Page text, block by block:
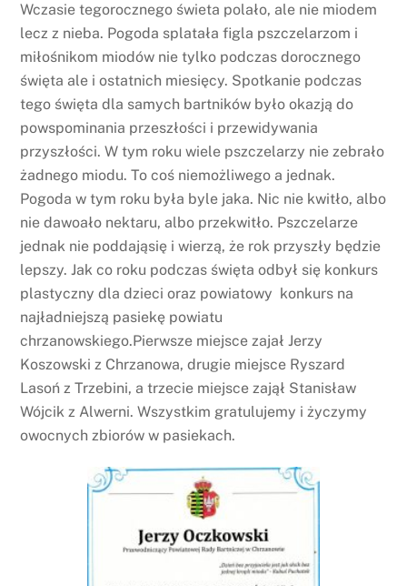
Wczasie tegorocznego świeta polało, ale nie miodem
lecz z nieba. Pogoda splatała figla pszczelarzom i
miłośnikom miodów nie tylko podczas dorocznego
święta ale i ostatnich miesięcy. Spotkanie podczas
tego święta dla samych bartników było okazją do
powspominania przeszłości i przewidywania
przyszłości. W tym roku wiele pszczelarzy nie zebrało
żadnego miodu. To coś niemożliwego a jednak.
Pogoda w tym roku była byle jaka. Nic nie kwitło, albo
nie dawoało nektaru, albo przekwitło. Pszczelarze
jednak nie poddająsię i wierzą, że rok przyszły będzie
lepszy. Jak co roku podczas święta odbył się konkurs
plastyczny dla dzieci oraz powiatowy konkurs na
najładniejszą pasiekę powiatu
chrzanowskiego.Pierwsze miejsce zajał Jerzy
Koszowski z Chrzanowa, drugie miejsce Ryszard
Lasoń z Trzebini, a trzecie miejsce zajął Stanisław
Wójcik z Alwerni. Wszystkim gratulujemy i życzymy
owocnych zbiorów w pasiekach.